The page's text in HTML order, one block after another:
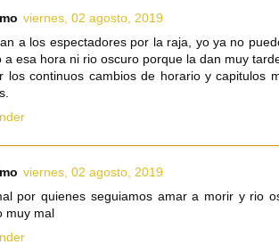
viernes, 02 agosto, 2019
a los espectadores por la raja, yo ya no
a esa hora ni rio oscuro porque la dan muy
los continuos cambios de horario y capitulos
viernes, 02 agosto, 2019
por quienes seguiamos amar a morir y rio
muy mal